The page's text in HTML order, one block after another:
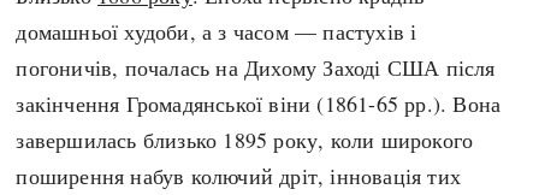
ВИ (НЕ) ЗНАЛИ
КАРТИ
НОТА БЕНЕ
ІНФОГРАФІКА
ПРЯМА МОВА
МОЯ ІСТОРІЯ
домашньої худоби, а з часом — пастухів і
погоничів, почалась на Дихому Заході США після
закінчення Громадянської віни (1861-65 рр.). Вона
завершилась близько 1895 року, коли широкого
поширення набув колючий дріт, інновація тих